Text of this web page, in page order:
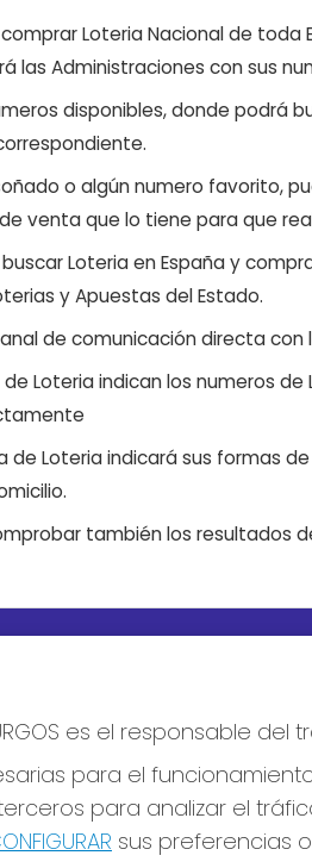
Loteria Nacional de
las Administraciones con sus
disponibles, donde podrá
o algún numero favorito,
venta que lo tiene para que
Loteria en España y
y Apuestas del Estado.
de comunicación directa
Loteria indican los numeros
Loteria indicará sus formas
también los resultados
es el responsable
para el
para analizar el
sus preferencias